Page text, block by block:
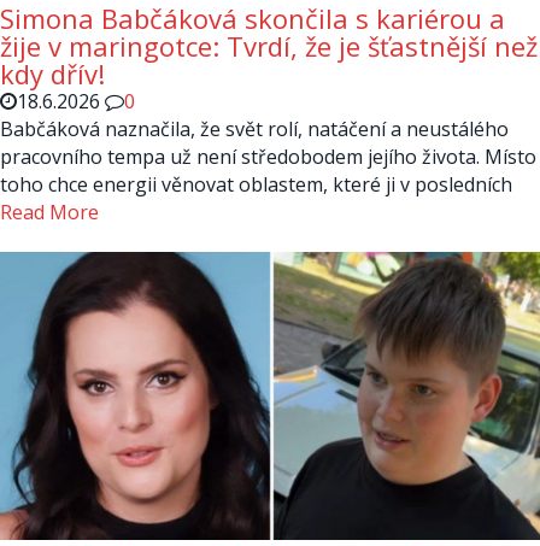
Simona Babčáková skončila s kariérou a
žije v maringotce: Tvrdí, že je šťastnější než
kdy dřív!
18.6.2026
0
Babčáková naznačila, že svět rolí, natáčení a neustálého
pracovního tempa už není středobodem jejího života. Místo
toho chce energii věnovat oblastem, které ji v posledních
Read More